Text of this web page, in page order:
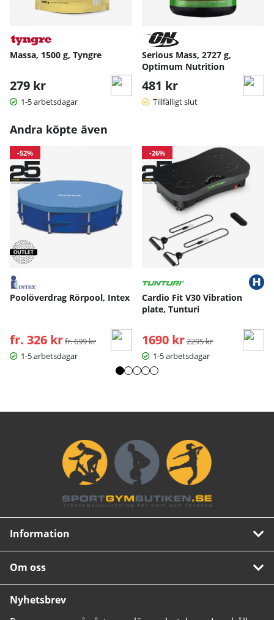
Massa, 1500 g, Tyngre
279 kr
1-5 arbetsdagar
Serious Mass, 2727 g,
Optimum Nutrition
481 kr
Tillfälligt slut
Andra köpte även
-52%
Poolöverdrag Rörpool, Intex
fr. 326 kr Ordinarie pris:
fr. 699 kr
1-5 arbetsdagar
-26%
Cardio Fit V30 Vibration
plate, Tunturi
1690 kr Ordinarie pris:
2295 kr
1-5 arbetsdagar
Information
Om oss
Nyhetsbrev